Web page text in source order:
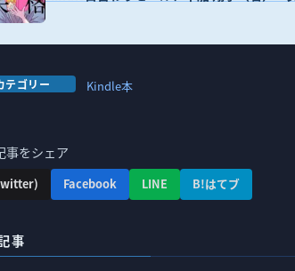
テゴリー Kindle本
事をシェア
Facebook LINE B!はてブ
事